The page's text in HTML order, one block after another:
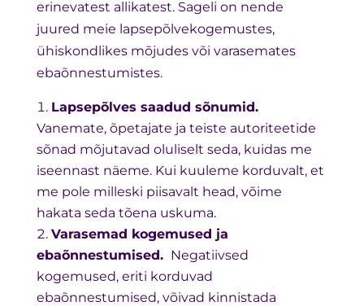
erinevatest allikatest. Sageli on nende
juured meie lapsepõlvekogemustes,
ühiskondlikes mõjudes või varasemates
ebaõnnestumistes.
Lapsepõlves saadud sõnumid.
Vanemate, õpetajate ja teiste autoriteetide
sõnad mõjutavad oluliselt seda, kuidas me
iseennast näeme. Kui kuuleme korduvalt, et
me pole milleski piisavalt head, võime
hakata seda tõena uskuma.
Varasemad kogemused ja
ebaõnnestumised. Negatiivsed
kogemused, eriti korduvad
ebaõnnestumised, võivad kinnistada